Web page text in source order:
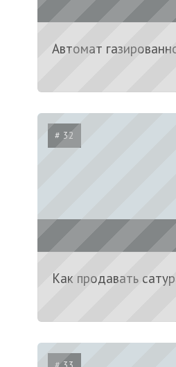
Автомат
# 32
Как продавать